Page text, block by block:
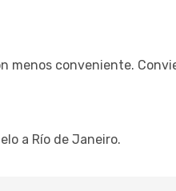
menos conveniente.
a Río de Janeiro.